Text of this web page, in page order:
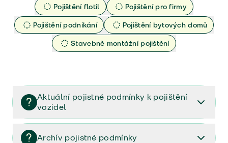
Pojištění flotil
Pojištění pro firmy
Pojištění podnikání
Pojištění bytových domů
Stavebně montážní pojištění
Aktuální pojistné podmínky k pojištění
vozidel
Pojištění vozidel/Pojistné podmínky a vše důležité ke
smlouvě (PDF)
Archív pojistné podmínky